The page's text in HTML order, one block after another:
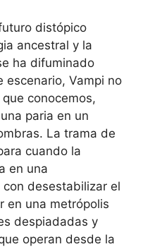
distópico
ancestral y la
ha difuminado
escenario, Vampi no
conocemos,
paria en un
La trama de
cuando la
en una
desestabilizar el
en una metrópolis
despiadadas y
operan desde la